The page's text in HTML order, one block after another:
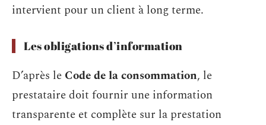
intervient pour un client à long terme.
Les obligations d’information
D’après le Code de la consommation, le
prestataire doit fournir une information
transparente et complète sur la prestation